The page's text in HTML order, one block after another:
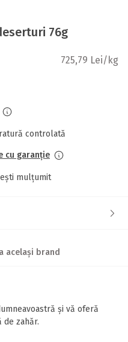
76g
725,79 Lei/kg
controlată
cu garanție
mulțumit
același brand
şi vă oferă
zahăr.